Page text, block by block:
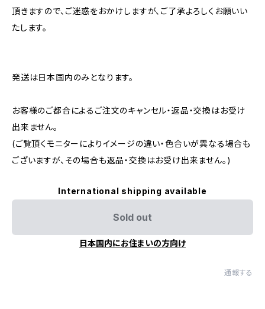
頂きますので、ご迷惑をおかけしますが、ご了承よろしくお願いい
たします。
発送は日本国内のみとなります。
お客様のご都合によるご注文のキャンセル・返品・交換はお受け
出来ません。
(ご覧頂くモニターによりイメージの違い・色合いが異なる場合も
ございますが、その場合も返品・交換はお受け出来ません。)
International shipping available
Sold out
日本国内にお住まいの方向け
通報する